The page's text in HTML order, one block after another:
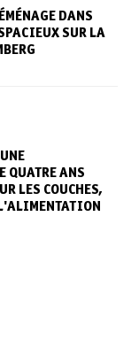
DANS
SUR LA
QUATRE ANS
LES COUCHES,